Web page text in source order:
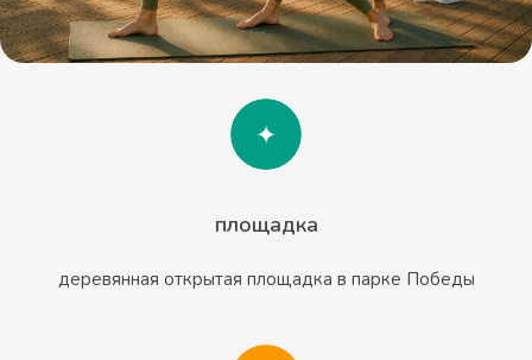
площадка
деревянная открытая площадка в парке Победы